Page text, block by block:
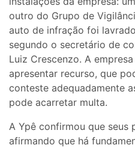
outro do Grupo de
auto de infração foi
segundo o secretário de
Luiz Crescenzo. A
apresentar recurso, que
conteste adequadamente
pode acarretar multa.
A Ypê confirmou que seus
afirmando que há